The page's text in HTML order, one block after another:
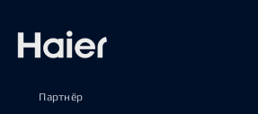
Партнёр